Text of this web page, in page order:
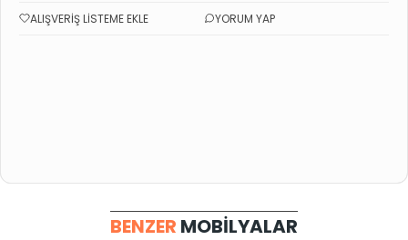
ALIŞVERIŞ LISTEME EKLE YORUM YAP
BENZER MOBILYALAR